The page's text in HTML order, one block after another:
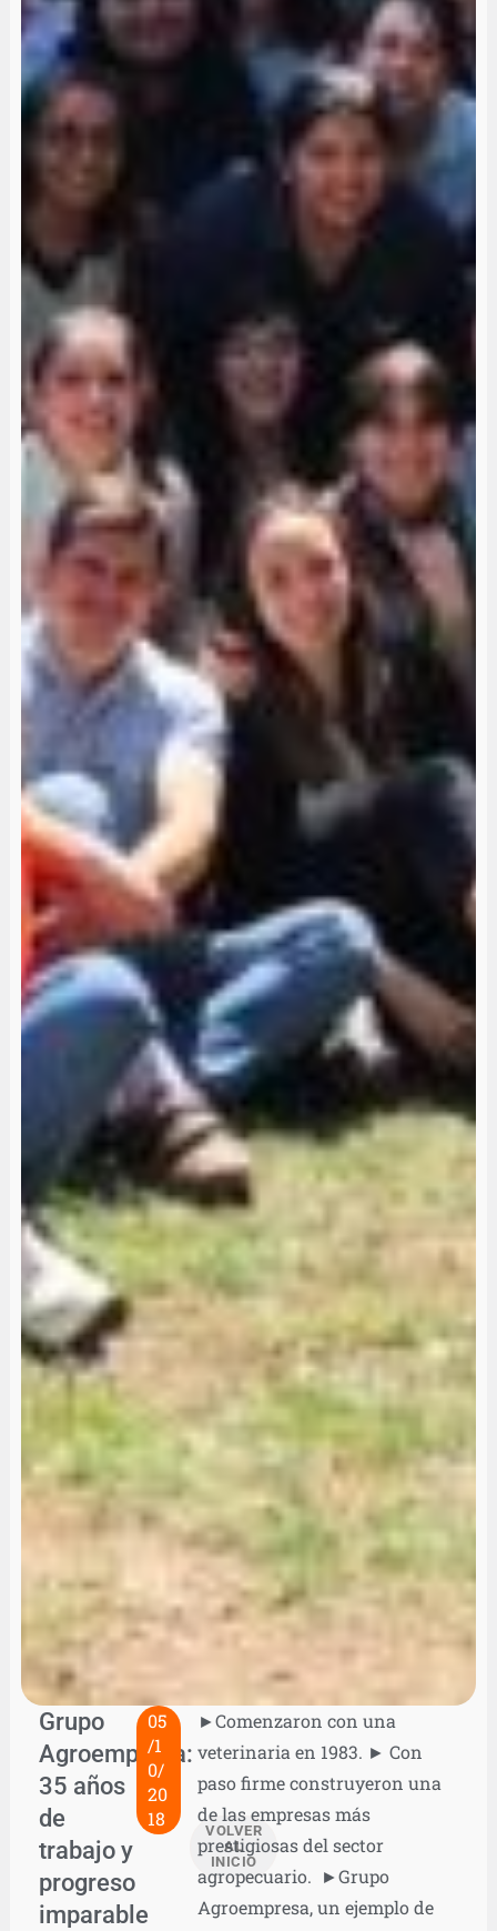
Grupo
Agroempresa:
35 años
de
trabajo y
progreso
imparable
05
/1
0/
20
18
VOLVER
AL
INICIO
►Comenzaron con una
veterinaria en 1983. ► Con
paso firme construyeron una
de las empresas más
prestigiosas del sector
agropecuario. ►Grupo
Agroempresa, un ejemplo de